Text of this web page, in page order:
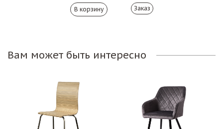
Заказ
Вам может быть интересно